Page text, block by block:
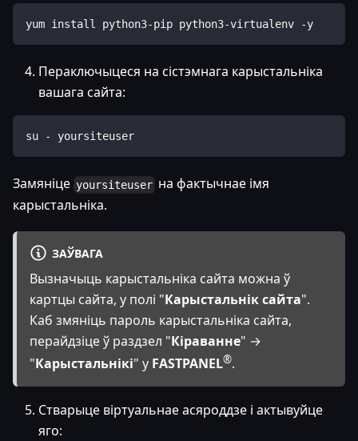
yum install python3-pip python3-virtualenv -y
Пераключыцеся на сістэмнага карыстальніка
вашага сайта:
su - yoursiteuser
Замяніце yoursiteuser на фактычнае імя
карыстальніка.
ЗАЎВАГА
Вызначыць карыстальніка сайта можна ў
картцы сайта, у полі "Карыстальнік сайта".
Каб змяніць пароль карыстальніка сайта,
перайдзіце ў раздзел "Кіраванне" →
"Карыстальнікі" у FASTPANEL®.
Стварыце віртуальнае асяроддзе і актывуйце
яго: